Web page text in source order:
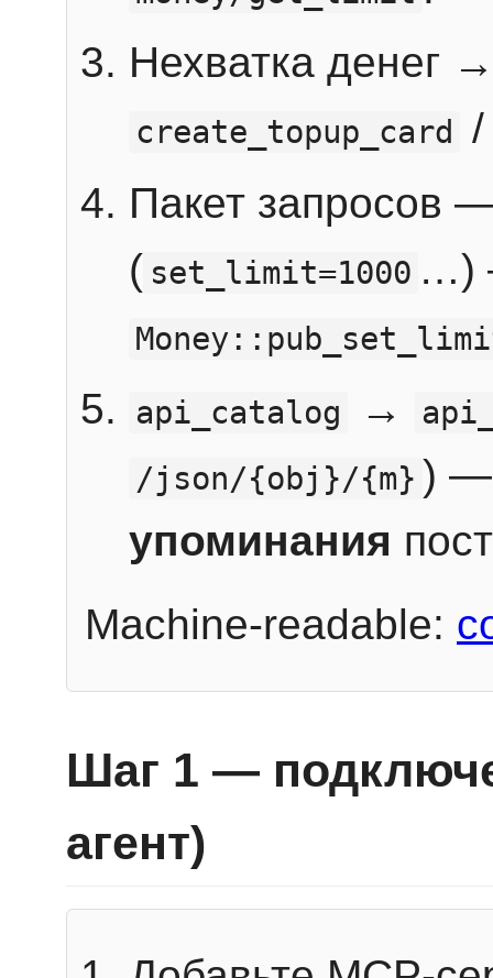
Нехватка денег
create_topup_card
Пакет запросов
( set_limit=1000 …)
api_catalog
→
/json/{obj}/{m} ) —
упоминания
Machine-readable:
Шаг 1 —
агент)